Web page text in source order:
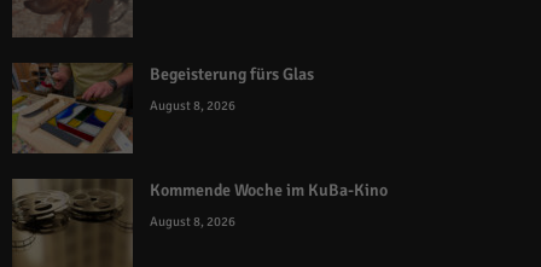
Begeisterung fürs Glas
August 8, 2026
Kommende Woche im KuBa-Kino
August 8, 2026